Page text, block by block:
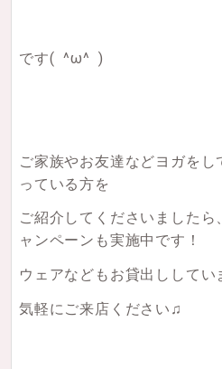
です( ^ω^ )
ご家族やお友達などヨガをし
っている方を
ご紹介してくださいました
ャンペーンも実施中です！
ウェアなどもお貸出ししてい
気軽にご来店ください♫